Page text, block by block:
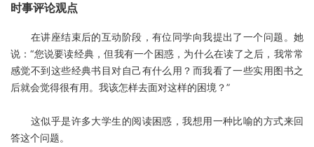
时事评论观点
在讲座结束后的互动阶段，有位同学向我提出了一个问题。她
说：“您说要读经典，但我有一个困惑，为什么在读了之后，我常常
感觉不到这些经典书目对自己有什么用？而我看了一些实用图书之
后就会觉得很有用。我该怎样去面对这样的困境？”
这似乎是许多大学生的阅读困惑，我想用一种比喻的方式来回
答这个问题。